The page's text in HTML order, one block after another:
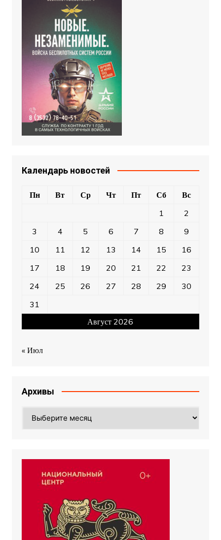
Календарь новостей
Август 2026
Пн Вт Ср Чт Пт Сб
Вс
1
2
3
4 5 6 7 8
9
10
11 12 13 14 15
16
17
18 19 20 21 22
23
24
25 26 27 28 29
30
31
« Июл
Архивы